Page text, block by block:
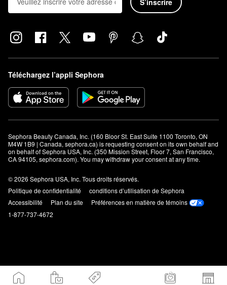
Téléchargez l’appli Sephora
Sephora Beauty Canada, Inc. (160 Bloor St. East Suite 1100 Toronto, ON
M4W 1B9 | Canada, sephora.ca) is requesting consent on its own behalf and
on behalf of Sephora USA, Inc. (350 Mission Street, Floor 7, San Francisco,
CA 94105, sephora.com). You may withdraw your consent at any time.
© 2026 Sephora USA, Inc. Tous droits réservés.
Politique de confidentialité
conditions d’utilisation de Sephora
Accessibilité
Plan du site
Préférences en matière de témoins
1-877-737-4672